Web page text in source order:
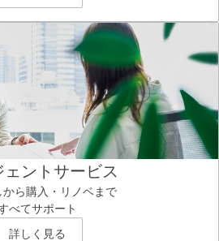
ェントサービス
から購入・リノベまで
べてサポート
詳しく見る